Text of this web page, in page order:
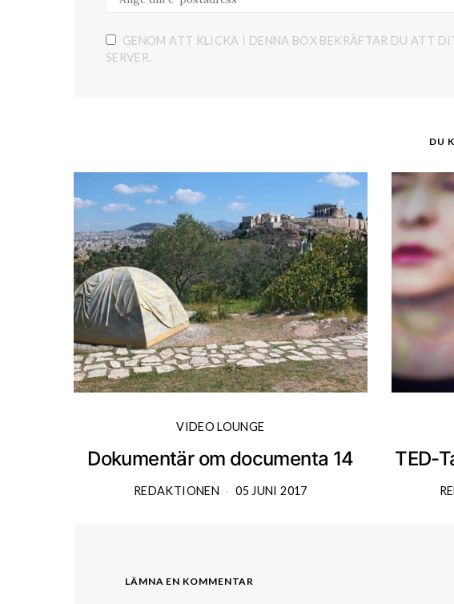
GENOM ATT KLICKA I DENNA BOX BEKRÄFTAR DU ATT
SERVER.
DU
VIDEO LOUNGE
Dokumentär om documenta 14
REDAKTIONEN 05 JUNI 2017
TED-
LÄMNA EN KOMMENTAR